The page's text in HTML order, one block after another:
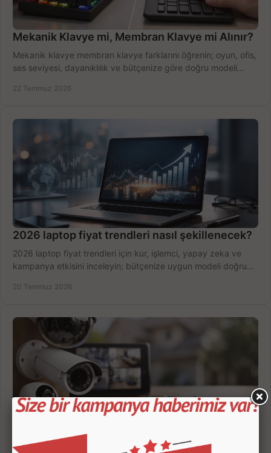
Mekanik Klavye mi, Membran Klavye mi Alınır?
Mekanik klavye membran klavye farklarını öğrenin; oyun, ofis,
ses seviyesi, dayanıklılık ve bütçenize göre doğru modeli
22 Temmuz 2026
2026 laptop fiyat trendleri nasıl şekillenecek?
2026 laptop fiyat trendleri için kur, işlemci, yapay zeka ve
kampanya etkisini inceleyin; bütçenize uygun modeli doğru
20 Temmuz 2026
Güvenlik Kamerası Seçerken 7 Kritik Kriter